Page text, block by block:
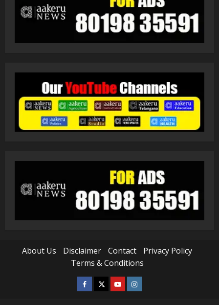
About Us Disclaimer Contact
Privacy Policy
Terms & Conditions